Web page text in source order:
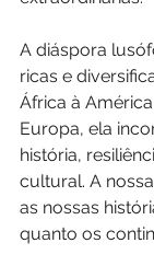
A diáspora
ricas e
África à
Europa, ela
história,
cultural. A
as nossas
quanto os